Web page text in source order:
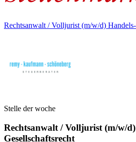
Rechtsanwalt / Volljurist (m/w/d)
Stelle der woche
Rechtsanwalt / Volljurist (m/w/
Gesellschaftsrecht